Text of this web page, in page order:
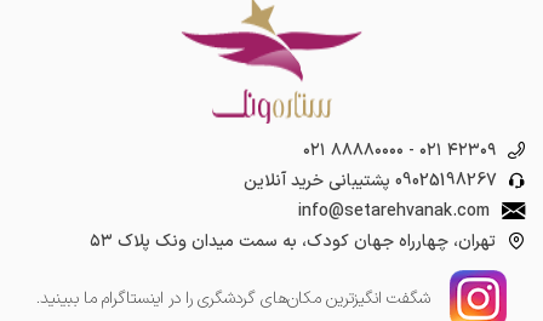
۰۲۱ ۸۸۸۸۰۰۰۰ - ۰۲۱ ۴۲۳۰۹
09025198267 پشتیبانی خرید آنلاین
info@setarehvanak.com
تهران، چهارراه جهان کودک، به سمت میدان ونک پلاک ۵۳
شگفت انگیز‌ترین مکان‌های گردشگری را در اینستاگرام ما ببینید.